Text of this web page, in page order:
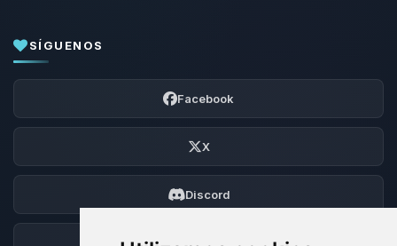
SÍGUENOS
Facebook
X
Discord
Foro